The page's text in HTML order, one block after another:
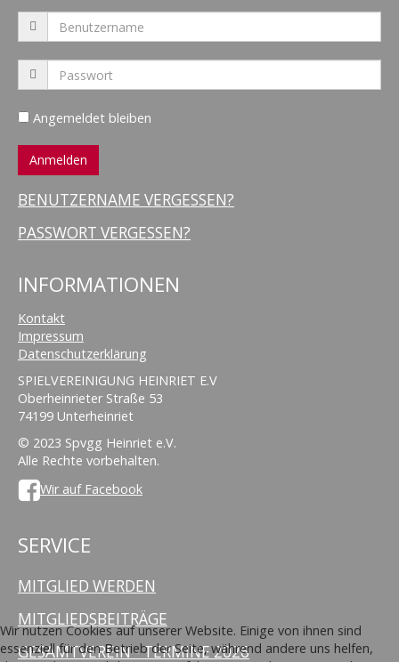
Angemeldet bleiben
BENUTZERNAME VERGESSEN?
PASSWORT VERGESSEN?
INFORMATIONEN
Kontakt
Impressum
Datenschutzerklärung
SPIELVEREINIGUNG HEINRIET E.V
Oberheinrieter Straße 53
74199 Unterheinriet
© 2023 Spvgg Heinriet e.V.
Alle Rechte vorbehalten.
Wir auf Facebook
SERVICE
MITGLIED WERDEN
MITGLIEDSBEITRÄGE
GESAMTVEREIN - TERMINE 2026
Wir nutzen Cookies auf unserer Website. Einige von ihnen sind
essenziell für den Betrieb der Seite, während andere uns helfen,